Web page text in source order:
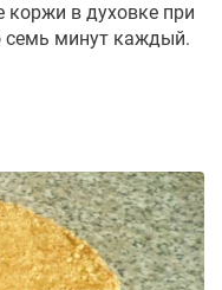
коржи в духовке при
семь минут каждый.